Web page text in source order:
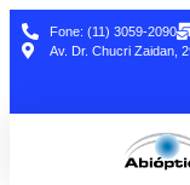
Fone: (11) 3059-2090
Av. Dr. Chucri Zaidan,